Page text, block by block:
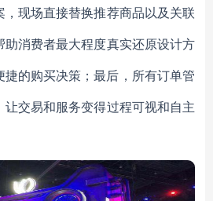
现场直接替换推荐商品以及关联
消费者最大程度真实还原设计方
的购买决策；最后，所有订单管
交易和服务变得过程可视和自主